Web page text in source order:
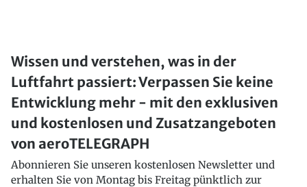
Wissen und verstehen, was in der
Luftfahrt passiert: Verpassen Sie keine
Entwicklung mehr - mit den exklusiven
und kostenlosen und Zusatzangeboten
von aeroTELEGRAPH
Abonnieren Sie unseren kostenlosen Newsletter und
erhalten Sie von Montag bis Freitag pünktlich zur